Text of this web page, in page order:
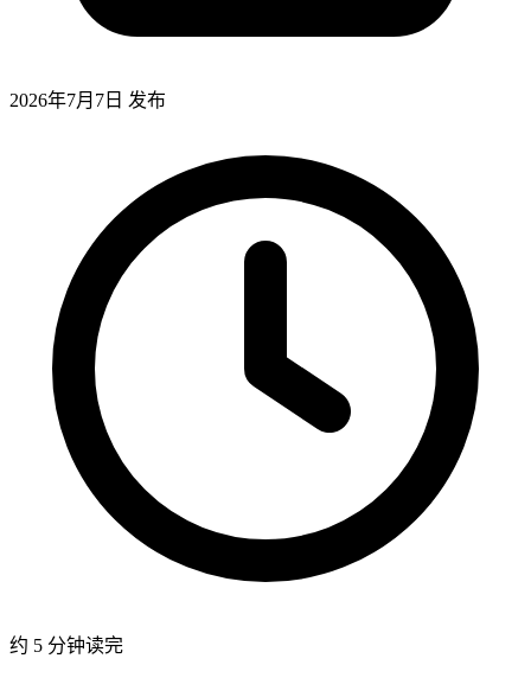
2026年7月7日 发布
约 5 分钟读完